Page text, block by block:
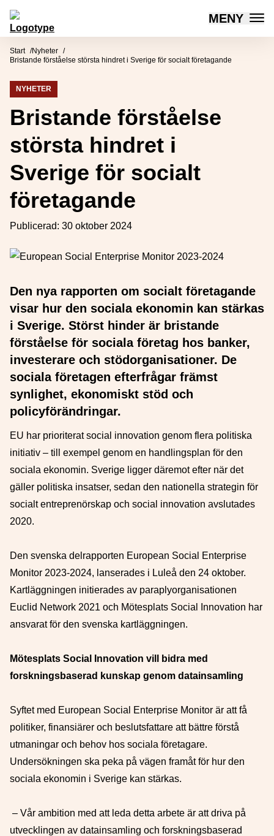
Hoppa till innehåll
Mötesplatsen Social Innovation MENY
Start
Nyheter
Bristande förståelse största hindret i Sverige för socialt företagande
NYHETER
Bristande förståelse
största hindret i
Sverige för socialt
företagande
Publicerad: 30 oktober 2024
Den nya rapporten om socialt företagande
visar hur den sociala ekonomin kan stärkas
i Sverige. Störst hinder är bristande
förståelse för sociala företag hos banker,
investerare och stödorganisationer. De
sociala företagen efterfrågar främst
synlighet, ekonomiskt stöd och
policyförändringar.
EU har prioriterat social innovation genom flera politiska
initiativ – till exempel genom en handlingsplan för den
sociala ekonomin. Sverige ligger däremot efter när det
gäller politiska insatser, sedan den nationella strategin för
socialt entreprenörskap och social innovation avslutades
2020.
Den svenska delrapporten European Social Enterprise
Monitor 2023-2024, lanserades i Luleå den 24 oktober.
Kartläggningen initierades av paraplyorganisationen
Euclid Network 2021 och Mötesplats Social Innovation har
ansvarat för den svenska kartläggningen.
Mötesplats Social Innovation vill bidra med
forskningsbaserad kunskap genom datainsamling
Syftet med European Social Enterprise Monitor är att få
politiker, finansiärer och beslutsfattare att bättre förstå
utmaningar och behov hos sociala företagare.
Undersökningen ska peka på vägen framåt för hur den
sociala ekonomin i Sverige kan stärkas.
– Vår ambition med att leda detta arbete är att driva på
utvecklingen av datainsamling och forskningsbaserad